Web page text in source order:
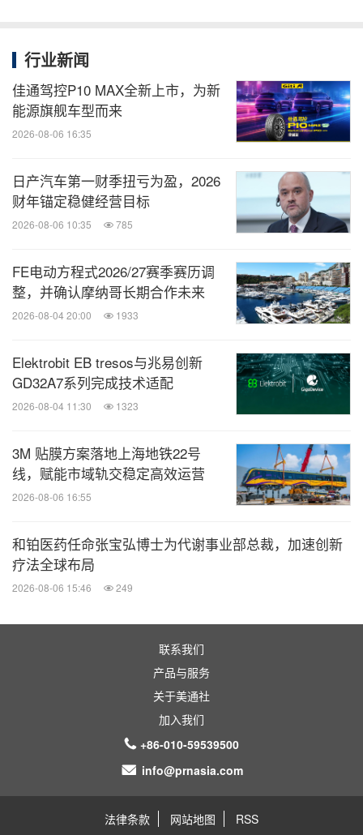
行业新闻
佳通驾控P10 MAX全新上市，为新
能源旗舰车型而来
2026-08-06 16:35
日产汽车第一财季扭亏为盈，2026
财年锚定稳健经营目标
2026-08-06 10:35 785
FE电动方程式2026/27赛季赛历调
整，并确认摩纳哥长期合作未来
2026-08-04 20:00 1933
Elektrobit EB tresos与兆易创新
GD32A7系列完成技术适配
2026-08-04 11:30 1323
3M 贴膜方案落地上海地铁22号
线，赋能市域轨交稳定高效运营
2026-08-06 16:55
和铂医药任命张宝弘博士为代谢事业部总裁，加速创新
疗法全球布局
2026-08-06 15:46 249
联系我们
产品与服务
关于美通社
加入我们
+86-010-59539500
info@prnasia.com
法律条款 网站地图 RSS